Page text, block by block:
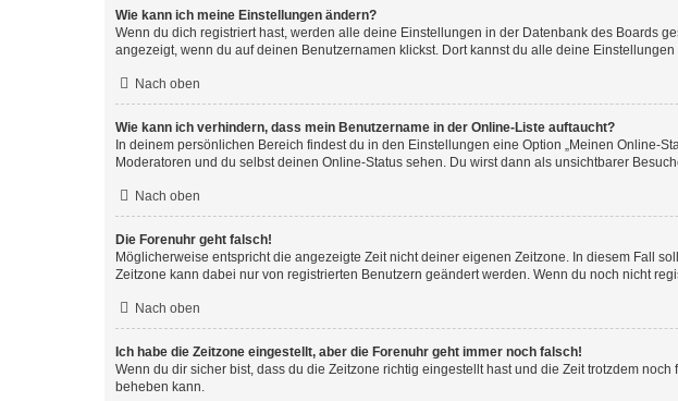
Wie kann ich meine Einstellungen ändern?
Wenn du dich registriert hast, werden alle deine Einstellungen in der Datenbank des Boards
angezeigt, wenn du auf deinen Benutzernamen klickst. Dort kannst du alle deine Einstellungen
Nach oben
Wie kann ich verhindern, dass mein Benutzername in der Online-Liste auftaucht?
In deinem persönlichen Bereich findest du in den Einstellungen eine Option „Meinen Online-
Moderatoren und du selbst deinen Online-Status sehen. Du wirst dann als unsichtbarer
Nach oben
Die Forenuhr geht falsch!
Möglicherweise entspricht die angezeigte Zeit nicht deiner eigenen Zeitzone. In diesem Fall
Zeitzone kann dabei nur von registrierten Benutzern geändert werden. Wenn du noch nicht
Nach oben
Ich habe die Zeitzone eingestellt, aber die Forenuhr geht immer noch falsch!
Wenn du dir sicher bist, dass du die Zeitzone richtig eingestellt hast und die Zeit trotzdem
beheben kann.